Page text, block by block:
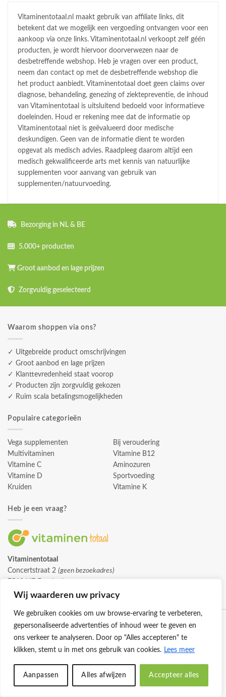
Wij waarderen uw privacy
We gebruiken cookies om uw browse-ervaring te verbeteren,
gepersonaliseerde advertenties of inhoud weer te geven en
ons verkeer te analyseren. Door op "Alles accepteren" te
klikken, stemt u in met ons gebruik van cookies. Lees meer
Aanpassen Alles afwijzen Accepteer alles
Vitaminentotaal.nl maakt gebruik van affiliate links, dit
betekent dat we mogelijk een vergoeding ontvangen voor een
aankoop via onze links. Vitaminentotaal.nl verkoopt zelf géén
producten, je wordt hiervoor doorverwezen naar de
desbetreffende webshop. Heb je vragen over een product,
neem dan contact op met de desbetreffende webshop die
het product aanbiedt. Vitaminentotaal doet geen claims over
diagnose, behandeling, genezing of ziektepreventie, de inhoud
van Vitaminentotaal is uitsluitend bedoeld voor informatieve
doeleinden. Houd er rekening mee dat de informatie op
Vitaminentotaal niet is geëvalueerd door medische
deskundigen. Geen van de informatie dient te worden
opgevat als medisch advies. Raadpleeg daarom altijd een
medisch gekwalificeerde arts met kennis van natuurlijke
supplementen voor aanvang van gebruik van
supplementen/natuurvoeding.
Bezorging in NL & BE
5.000+ producten
Groot aanbod en lage prijzen
Zorgvuldig geselecteerd
Waarom shoppen via ons?
✓ Uitgebreide product omschrijvingen
✓ Groot aanbod en lage prijzen
✓ Klanttevredenheid staat voorop
✓ Producten zijn zorgvuldig gekozen
✓ Ruim scala betalingsmogelijkheden
Populaire categorieën
Vega supplementen
Multivitaminen
Vitamine C
Vitamine D
Kruiden
Bij veroudering
Vitamine B12
Aminozuren
Sportvoeding
Vitamine K
Heb je een vraag?
Vitaminentotaal
Concertstraat 2 (geen bezoekadres)
info@vitaminentotaal.nl
© 2026 -Vitaminentotaal.nl